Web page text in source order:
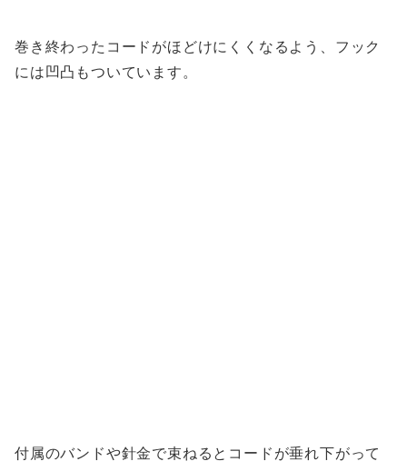
巻き終わったコードがほどけにくくなるよう、フック
には凹凸もついています。
付属のバンドや針金で束ねるとコードが垂れ下がって